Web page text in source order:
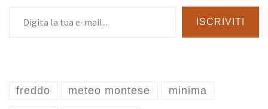
ISCRIVITI
freddo meteo montese minima